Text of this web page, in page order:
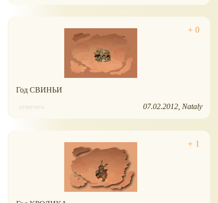
Год СВИНЬИ
ответить 07.02.2012 Nataly